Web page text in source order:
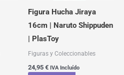
Figura Hucha Jiraya
16cm | Naruto Shippuden
| PlasToy
Figuras y Coleccionables
24,95 € IVA Incluído